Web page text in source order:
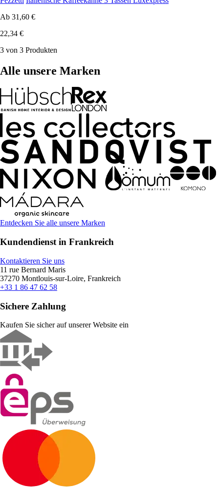
Ab 31,60 €
22,34 €
3 von 3 Produkten
Alle unsere Marken
Entdecken Sie alle unsere Marken
Kundendienst in Frankreich
Kontaktieren Sie uns
11 rue Bernard Maris
37270 Montlouis-sur-Loire, Frankreich
+33 1 86 47 62 58
Sichere Zahlung
Kaufen Sie sicher auf unserer Website ein